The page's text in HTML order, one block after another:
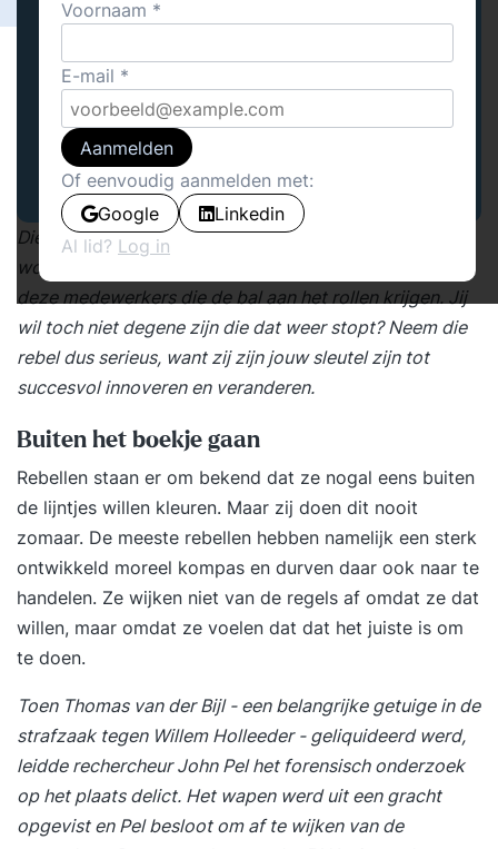
Die ene collega die uit de pas loopt en tegendraads is,
wordt al snel als lastpak betiteld, maar het zijn juist
deze medewerkers die de bal aan het rollen krijgen. Jij
wil toch niet degene zijn die dat weer stopt? Neem die
rebel dus serieus, want zij zijn jouw sleutel zijn tot
succesvol innoveren en veranderen.
Buiten het boekje gaan
Rebellen staan er om bekend dat ze nogal eens buiten
de lijntjes willen kleuren. Maar zij doen dit nooit
zomaar. De meeste rebellen hebben namelijk een sterk
ontwikkeld moreel kompas en durven daar ook naar te
handelen. Ze wijken niet van de regels af omdat ze dat
willen, maar omdat ze voelen dat dat het juiste is om
te doen.
Toen Thomas van der Bijl - een belangrijke getuige in de
strafzaak tegen Willem Holleeder - geliquideerd werd,
leidde rechercheur John Pel het forensisch onderzoek
op het plaats delict. Het wapen werd uit een gracht
opgevist en Pel besloot om af te wijken van de
Voornaam
E-mail
Aanmelden
Of eenvoudig aanmelden met:
Google
Linkedin
Al lid? Log in